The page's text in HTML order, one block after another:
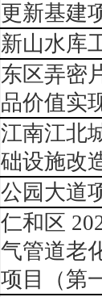
更新基建
新山水库
东区弄密
品价值实
江南江北
础设施改
公园大道
仁和区
气管道老
项目（第